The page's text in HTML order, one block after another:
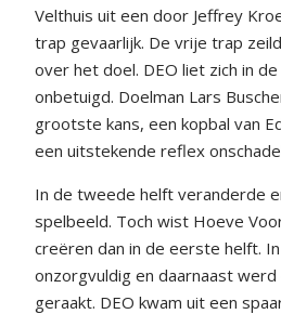
Velthuis uit een door Jeffrey
trap gevaarlijk. De vrije trap
over het doel. DEO liet zich in
onbetuigd. Doelman Lars
grootste kans, een kopbal van
een uitstekende reflex
In de tweede helft veranderde
spelbeeld. Toch wist Hoeve
creëren dan in de eerste helft.
onzorgvuldig en daarnaast
geraakt. DEO kwam uit een